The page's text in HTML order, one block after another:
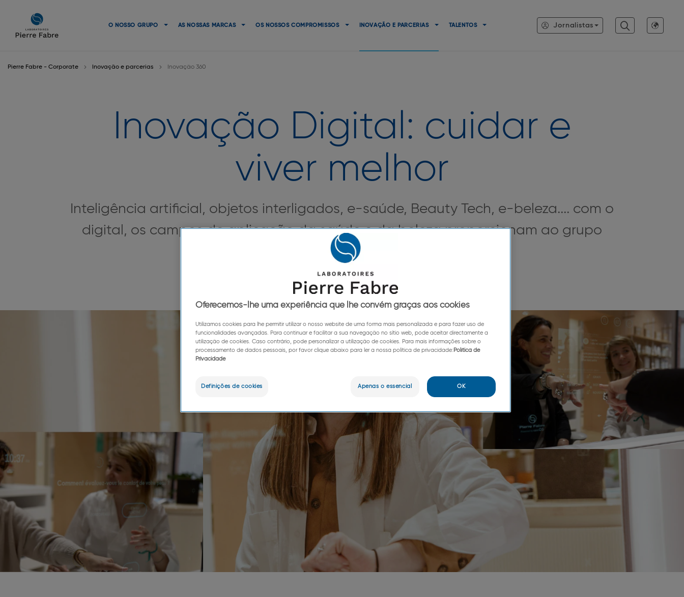
principale
O NOSSO GRUPO AS NOSSAS MARCAS OS NOSSOS COMPROMISSOS INOVAÇÃO E PARCERIAS TALENTOS Jornalistas
Pierre Fabre - Corporate Inovação e parcerias Inovação 360
Inovação Digital: cuidar e
viver melhor
Inteligência artificial, objetos interligados, e-saúde, Beauty Tech, e-beleza.... com o
digital, os campos de aplicação da saúde e da beleza proporcionam ao grupo
Pierre Fabre novos caminhos de inovação.
Oferecemos-lhe uma experiência que lhe convém graças aos cookies
Utilizamos cookies para lhe permitir utilizar o nosso website de uma forma mais personalizada e para fazer uso de
funcionalidades avançadas. Para continuar e facilitar a sua navegação no sítio web, pode aceitar directamente a
utilização de cookies. Caso contrário, pode personalizar a utilização de cookies. Para mais informações sobre o
processamento de dados pessoais, por favor clique abaixo para ler a nossa política de privacidade: Política de
Privacidade
Definições de cookies Apenas o essencial OK